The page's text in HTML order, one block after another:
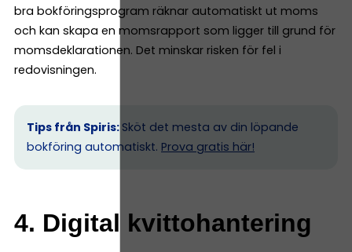
bra bokföringsprogram räknar automatiskt ut moms
och kan skapa en momsrapport som ligger till grund för
momsdeklarationen. Det minskar risken för fel i
redovisningen.
Tips från Spiris: Sköt det mesta av din löpande
bokföring automatiskt. Prova gratis här!
4. Digital kvittohantering